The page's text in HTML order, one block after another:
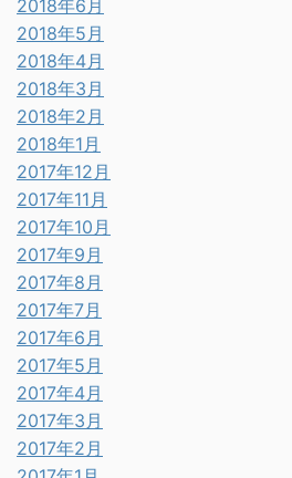
2018年6月
2018年5月
2018年4月
2018年3月
2018年2月
2018年1月
2017年12月
2017年11月
2017年10月
2017年9月
2017年8月
2017年7月
2017年6月
2017年5月
2017年4月
2017年3月
2017年2月